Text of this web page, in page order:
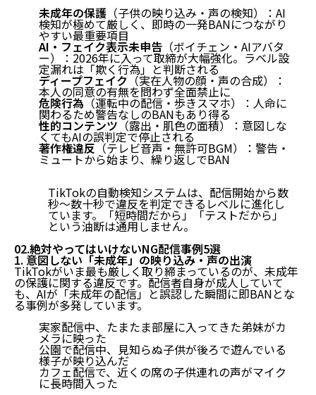
未成年の保護 （子供の映り込み・声の検知）：AI
検知が極めて厳しく、即時の一発BANにつながり
やすい最重要項目
AI・フェイク表示未申告 （ボイチェン・AIアバタ
ー）：2026年に入って取締が大幅強化。ラベル設
定漏れは「欺く行為」と判断される
ディープフェイク （実在人物の顔・声の合成）：
本人の同意の有無を問わず全面禁止に
危険行為（運転中の配信・歩きスマホ）：人命に
関わるため警告なしのBANもあり得る
性的コンテンツ （露出・肌色の面積）：意図しな
くてもAIの誤判定で停止される
著作権違反（テレビ音声・無許可BGM）：警告・
ミュートから始まり、繰り返しでBAN
TikTokの自動検知システムは、配信開始から数
秒〜数十秒で違反を判定できるレベルに進化し
ています。「短時間だから」「テストだから」
という油断は通用しません。
02.絶対やってはいけないNG配信事例5選
1. 意図しない「未成年」の映り込み・声の出演
TikTokがいま最も厳しく取り締まっているのが、未成年
の保護に関する違反です。配信者自身が成人していて
も、AIが「未成年の配信」と誤認した瞬間に即BANとな
る事例が多発しています。
実家配信中、たまたま部屋に入ってきた弟妹がカ
メラに映った
公園で配信中、見知らぬ子供が後ろで遊んでいる
様子が映り込んだ
カフェ配信で、近くの席の子供連れの声がマイク
に長時間入った